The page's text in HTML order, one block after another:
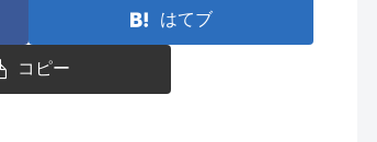
はてブ
コピー